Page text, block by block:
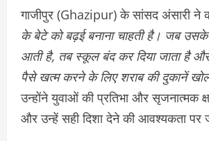
गाजीपुर (Ghazipur) के सांसद अंसारी ने
के बेटे को बढ़ई बनाना चाहती है। जब उसके
आती है, तब स्कूल बंद कर दिया जाता है
पैसे खत्म करने के लिए शराब की दुकानें
उन्होंने युवाओं की प्रतिभा और सृजनात्मक
और उन्हें सही दिशा देने की आवश्यकता पर